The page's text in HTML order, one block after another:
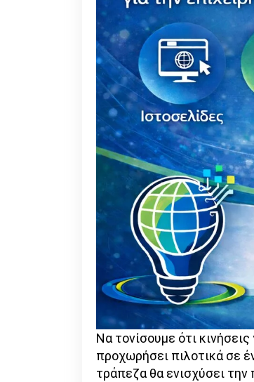
Να τονίσουμε ότι
προχωρήσει πιλοτικά σε
τράπεζα θα ενισχύσει